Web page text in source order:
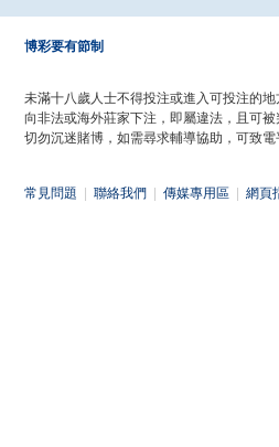
博彩要有節制
未滿十八歲人士不得投注或進入可投注的地
向非法或海外莊家下注，即屬違法，且可被
切勿沉迷賭博，如需尋求輔導協助，可致電
常見問題 聯絡我們 傳媒專用區 網頁